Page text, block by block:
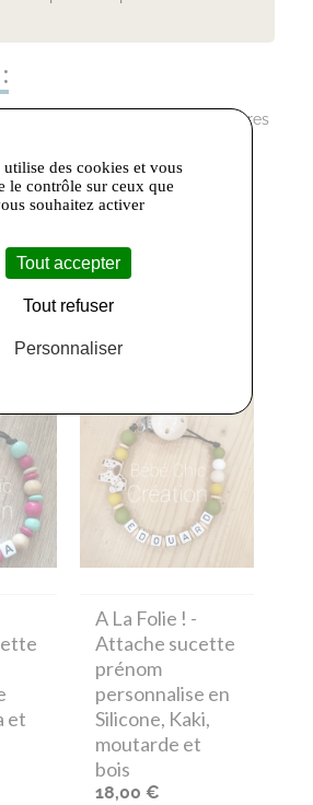
: 3 rue Victor Hugo, 81100 Castres
:
: 10:00 - 12:30 / 13:30 - 18:30
/ 14:30 - 18:30
AUSSI
et
A La Folie ! -
Attache sucette
prénom
personnalise en
Silicone, Kaki,
moutarde et
bois
18,00 €
utilise des cookies et vous
le contrôle sur ceux que
souhaitez activer
Tout accepter
Tout refuser
Personnaliser